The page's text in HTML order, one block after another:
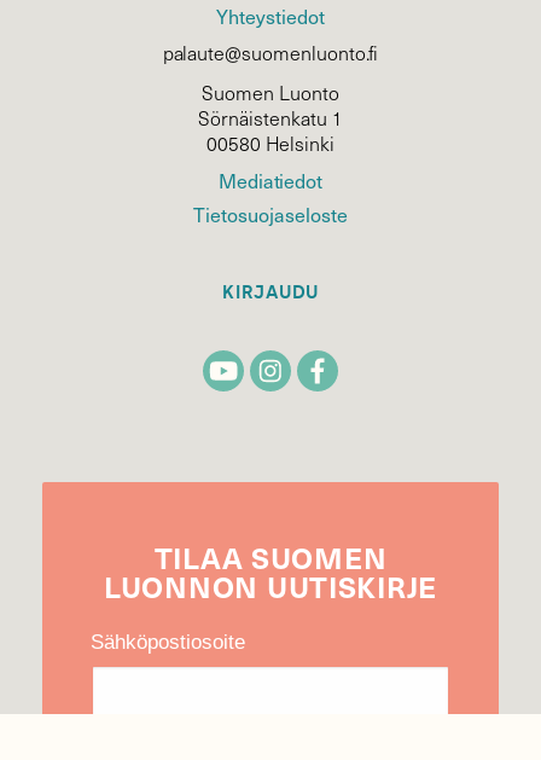
Yhteystiedot
palaute@suomenluonto.fi
Suomen Luonto
Sörnäistenkatu 1
00580 Helsinki
Mediatiedot
Tietosuojaseloste
KIRJAUDU
TILAA SUOMEN
LUONNON UUTIS­KIRJE
Sähköpostiosoite